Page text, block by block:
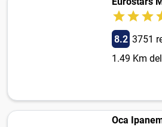
8.2 3751
1.49 Km
Oca